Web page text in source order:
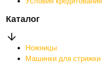
Каталог
Ножницы
Машинки для стрижки